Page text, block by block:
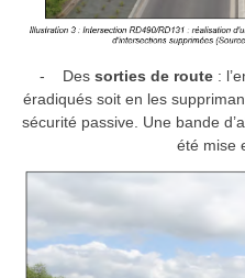
- Des sorties de route:
éradiqués soit en les
sécurité passive. Une bande
été mise